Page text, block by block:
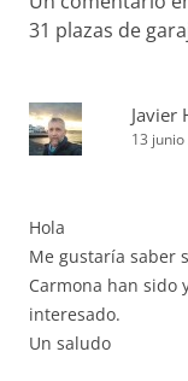
31 plazas de
Javier
13
Hola
Me gustaría saber
Carmona han sido
interesado.
Un saludo